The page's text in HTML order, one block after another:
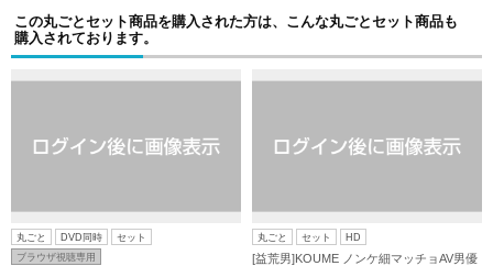
この丸ごとセット商品を購入された方は、こんな丸ごとセット商品も
購入されております。
丸ごと DVD同時
セット
ブラウザ視聴専用
丸ごと セット HD
[益荒男]KOUME ノンケ細マッチョAV男優